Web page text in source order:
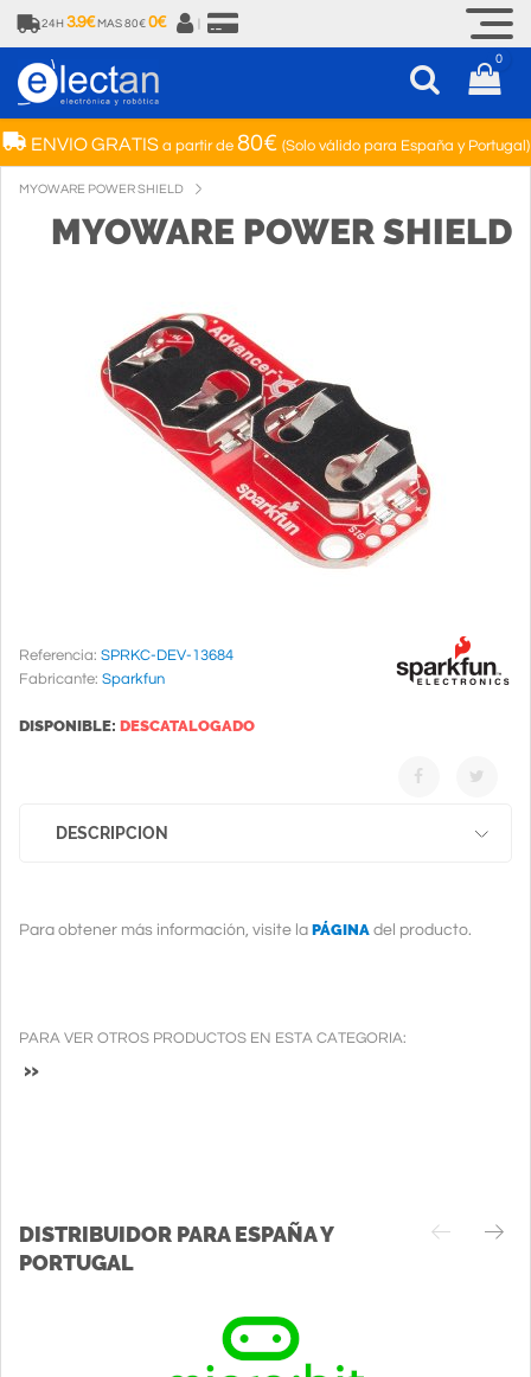
24H 3.9€ MAS 80€ 0€
0
ENVIO GRATISa partir de 80€ (Solo válido para España y Portugal)
MYOWARE POWER SHIELD
MYOWARE POWER SHIELD
Referencia: SPRKC-DEV-13684
Fabricante: Sparkfun
DISPONIBLE: DESCATALOGADO
DESCRIPCION
Para obtener más información, visite la PÁGINA del producto.
PARA VER OTROS PRODUCTOS EN ESTA CATEGORIA:
»
DISTRIBUIDOR PARA ESPAÑA Y
PORTUGAL